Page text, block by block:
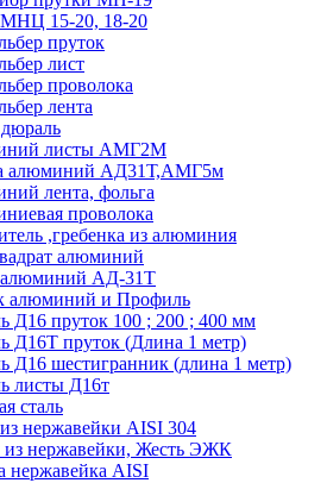
МНЦ 15-20, 18-20
пруток
лист
проволока
лента
листы АМГ2М
алюминий АД31Т,АМГ5м
лента, фольга
проволока
,гребенка из алюминия
алюминий
АД-31Т
алюминий и Профиль
Д16 пруток 100 ; 200 ; 400 мм
Д16Т пруток (Длина 1 метр)
Д16 шестигранник (длина 1 метр)
листы Д16т
сталь
нержавейки AISI 304
нержавейки, Жесть ЭЖК
нержавейка АISI